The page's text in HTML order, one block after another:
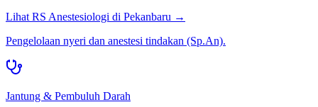
Lihat RS Anestesiologi di Pekanbaru →
Pengelolaan nyeri dan anestesi tindakan (Sp.An).
Jantung & Pembuluh Darah